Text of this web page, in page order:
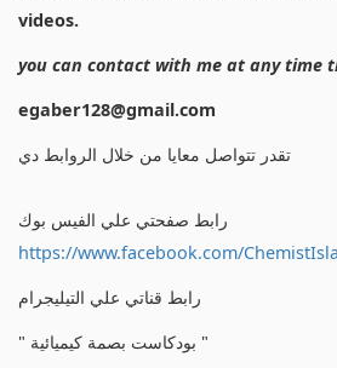
videos.
you can contact with me at any time
egaber128@gmail.com
تقدر تتواصل معايا من خلال الروابط دي
رابط صفحتي علي الفيس بوك
https://www.facebook.com/
رابط قناتي علي التيليجرام
" بودكاست بصمة كيميائية "